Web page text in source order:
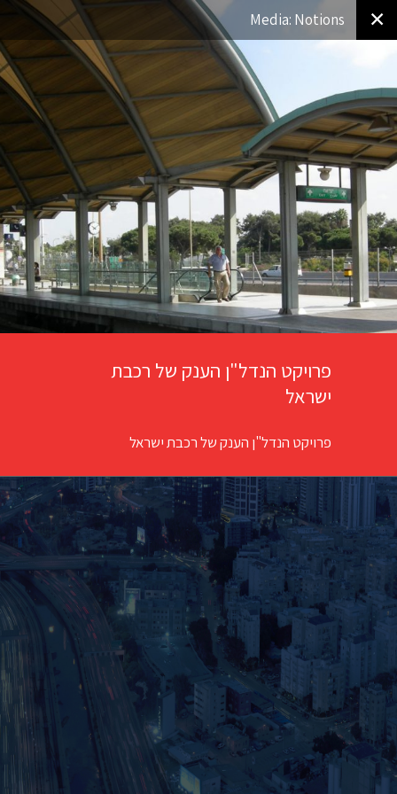
✕
Media: Notions
פרויקט הנדל"ן הענק של רכבת
ישראל
פרויקט הנדל"ן הענק של רכבת ישראל